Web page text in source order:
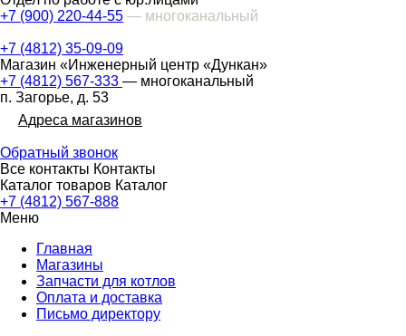
+7 (900) 220-44-55 — многоканальный
+7 (4812) 35-09-09
Магазин «Инженерный центр «Дункан»
+7 (4812) 567-333 — многоканальный
п. Загорье, д. 53
Адреса магазинов
Обратный звонок
Все контакты Контакты
Каталог товаров Каталог
+7 (4812) 567-888
Меню
Главная
Магазины
Запчасти для котлов
Оплата и доставка
Письмо директору